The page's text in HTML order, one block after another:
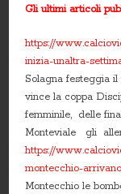
Gli ultimi articoli
https://
inizia-unaltra-
Solagna festeggia
vince la coppa
femminile, delle
Monteviale gli
https://
montecchio-
Montecchio le